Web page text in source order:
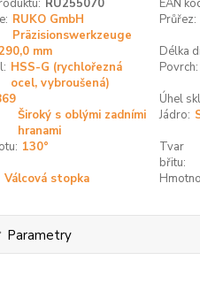
RU255070 EAN
RUKO GmbH
Präzisionswerkzeuge
Průřez:
mm
Délka
HSS-G (rychlořezná
ocel, vybroušená)
Povrch:
Úhel
Široký s oblými zadními
hranami
Jádro:
130°
Tvar
břitu:
Válcová stopka
Parametry